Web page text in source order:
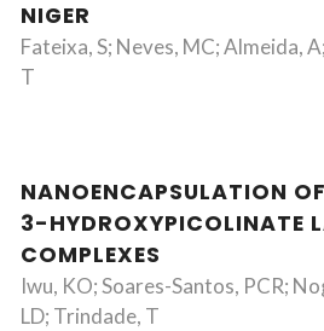
NIGER
Fateixa, S; Neves, MC; Almeida,
T
NANOENCAPSULATION
3-HYDROXYPICOLINATE
COMPLEXES
Iwu, KO; Soares-Santos, PCR;
LD; Trindade, T